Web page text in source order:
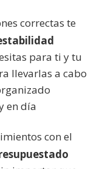
correctas te
para ti y tu
llevarlas a cabo
en día
con el